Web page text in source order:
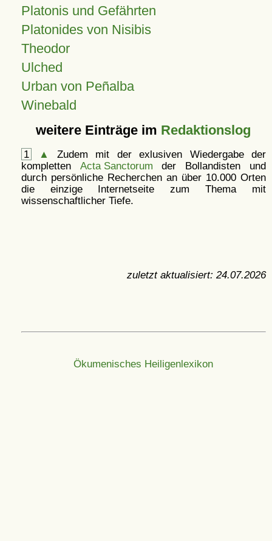
Platonis und Gefährten
Platonides von Nisibis
Theodor
Ulched
Urban von Peñalba
Winebald
weitere Einträge im Redaktionslog
1 ▲
Zudem mit der exlusiven Wiedergabe der
kompletten Acta Sanctorum der Bollandisten und
durch persönliche Recherchen an über 10.000 Orten
die einzige Internetseite zum Thema mit
wissenschaftlicher Tiefe.
zuletzt aktualisiert: 24.07.2026
Ökumenisches Heiligenlexikon